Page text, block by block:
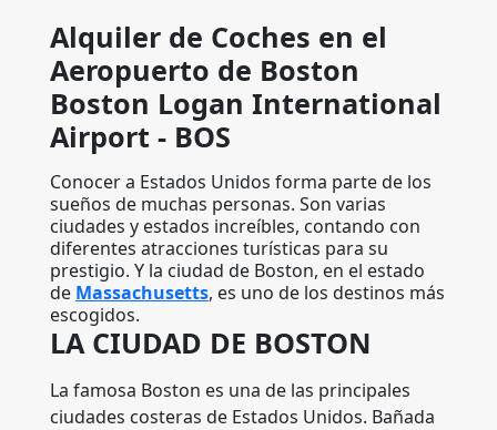
Alquiler de Coches en el
Aeropuerto de Boston
Boston Logan International
Airport - BOS
Conocer a Estados Unidos forma parte de los
sueños de muchas personas. Son varias
ciudades y estados increíbles, contando con
diferentes atracciones turísticas para su
prestigio. Y la ciudad de Boston, en el estado
de Massachusetts, es uno de los destinos más
escogidos.
LA CIUDAD DE BOSTON
La famosa Boston es una de las principales
ciudades costeras de Estados Unidos. Bañada